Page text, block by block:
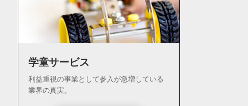
学童サービス
利益重視の事業として参入が急増している
業界の真実。